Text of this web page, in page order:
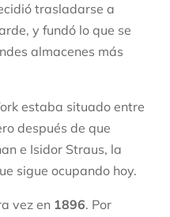
trasladarse a
y fundó lo que se
almacenes más
estaba situado entre
después de que
e Isidor Straus, la
sigue ocupando hoy.
vez en 1896. Por